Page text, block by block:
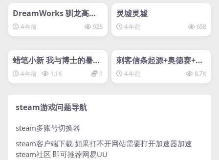
svip专属
DreamWorks 驯龙高
手：九界龙族传说
4 年前 925
灵墟灵墟
4 年前 658
svip专属
蜡笔小新 我与博士的暑假
～没有终点的七日之旅～
4 年前 1.1K 1
svip专属
刺客信条起源+奥德赛+3
代重制版/刺客信条3/刺客
信条奥德赛–D加密
4 年前 8.7K
steam游戏问题导航
steam多账号切换器
steam客户端下载 如果打不开网站需要打开加速器加速
steam社区 即可推荐网易UU